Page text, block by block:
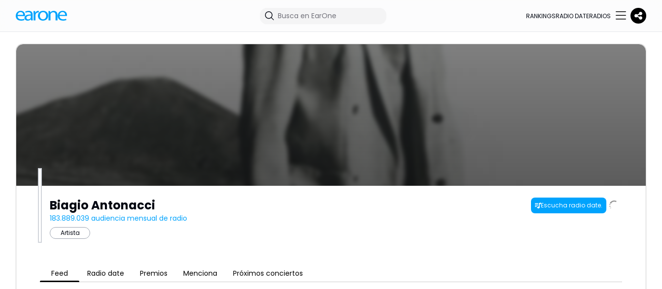
RANKINGSRADIO DATERADIOS
Biagio Antonacci Escucha radio date.
183.889.039 audiencia mensual de radio
Artista
Feed Radio date Premios Menciona Próximos conciertos